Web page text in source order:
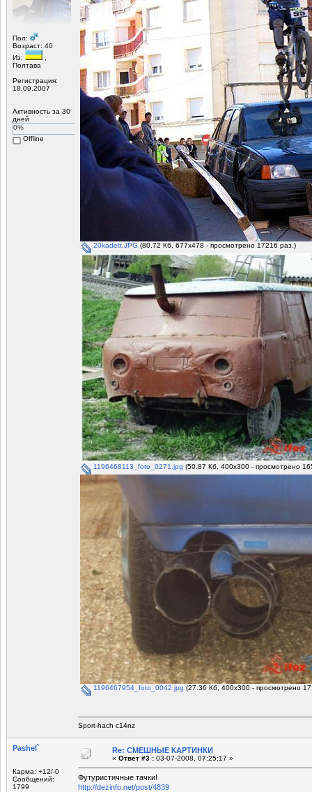
Пол:
Возраст: 40
Из:
Полтава
Регистрация:
18.09.2007
Активность за 30
дней
0%
Offline
20kadett.JPG (80.72 Кб, 677x478 - просмотрено 17216 раз.)
1196468113_foto_0271.jpg (50.87 Кб, 400x300 - просмотрено
1196467954_foto_0042.jpg (27.36 Кб, 400x300 - просмотрено
Sport-hach c14nz
Pashel`
Карма: +12/-0
Сообщений:
1799
Re: СМЕШНЫЕ КАРТИНКИ
« Ответ #3 : 03-07-2008, 07:25:17 »
Футуристичные тачки!
http://dezinfo.net/post/4839